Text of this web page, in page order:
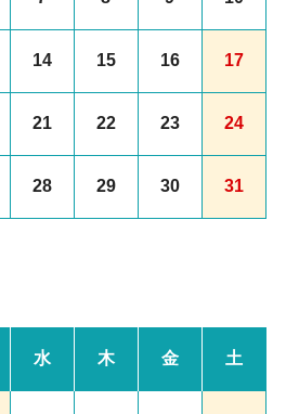
14 15 16 17
21 22 23 24
28 29 30 31
水 木 金 土